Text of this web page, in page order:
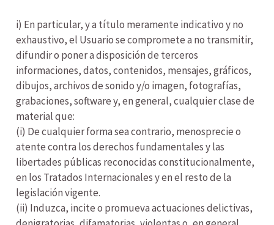
i) En particular, y a título meramente indicativo y no
exhaustivo, el Usuario se compromete a no transmitir,
difundir o poner a disposición de terceros
informaciones, datos, contenidos, mensajes, gráficos,
dibujos, archivos de sonido y/o imagen, fotografías,
grabaciones, software y, en general, cualquier clase de
material que:
(i) De cualquier forma sea contrario, menosprecie o
atente contra los derechos fundamentales y las
libertades públicas reconocidas constitucionalmente,
en los Tratados Internacionales y en el resto de la
legislación vigente.
(ii) Induzca, incite o promueva actuaciones delictivas,